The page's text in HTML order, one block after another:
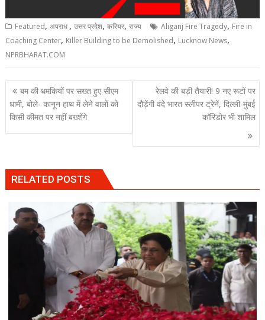
Featured,अपराध ,उत्तर प्रदेश,करियर,राज्य Aliganj Fire Tragedy, Fire in
Coaching Center, Killer Building to be Demolished, Lucknow News,
NPRBHARAT.COM
Post
navigation
बम की धमकियों पर सख्त हुए सीएम
धामी, बोले- कानून हाथ में लेने वालों को
किसी कीमत पर नहीं बख्शेंगे
रेलवे की बड़ी तैयारी! 9 नए रूटों पर
दौड़ेंगी वंदे भारत स्लीपर ट्रेनें, दिल्ली-मुंबई
कॉरिडोर भी शामिल
RELATED POSTS